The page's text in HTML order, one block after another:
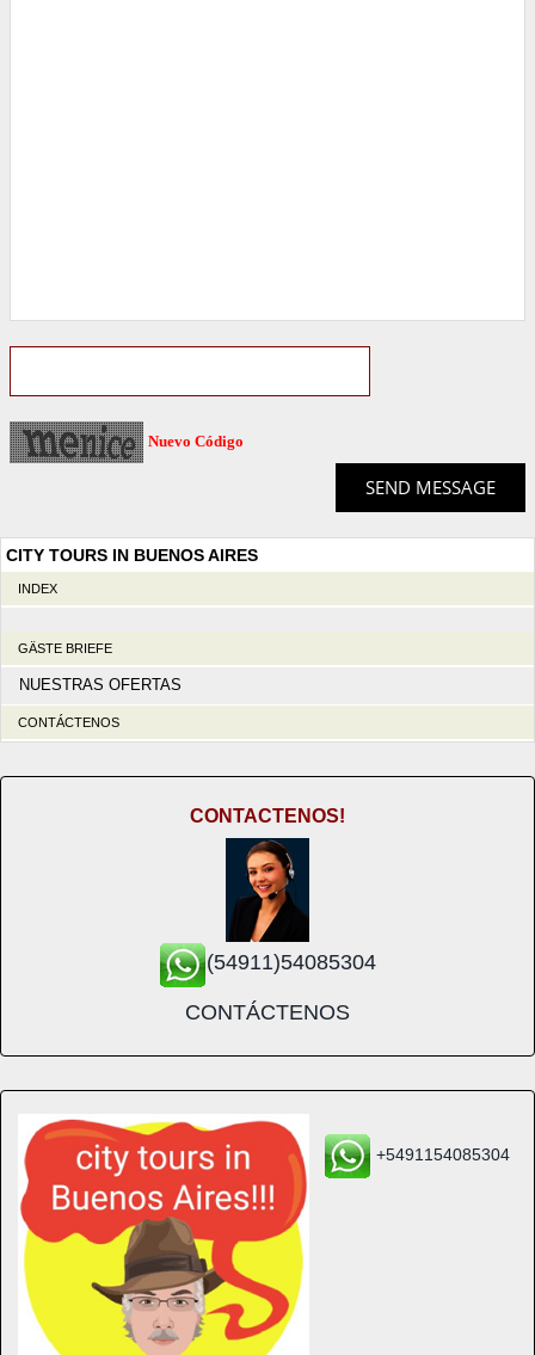
Nuevo Código
CITY TOURS IN BUENOS AIRES
INDEX
GÄSTE BRIEFE
NUESTRAS OFERTAS
CONTÁCTENOS
CONTACTENOS!
(54911)54085304
CONTÁCTENOS
+5491154085304